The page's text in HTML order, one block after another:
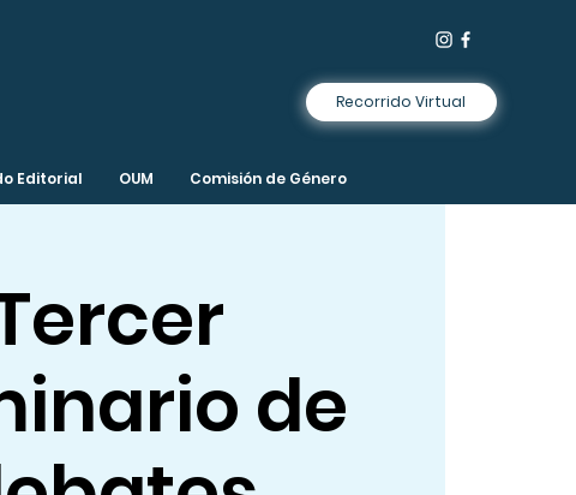
Editorial OUM Comisión de Género
Recorrido Virtual
de